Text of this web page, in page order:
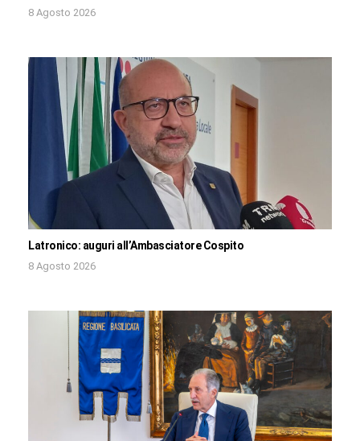
8 Agosto 2026
Latronico: auguri all’Ambasciatore Cospito
8 Agosto 2026